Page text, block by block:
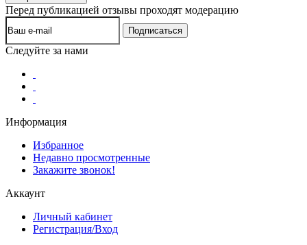
Перед публикацией отзывы проходят модерацию
Следуйте за нами
Информация
Избранное
Недавно просмотренные
Закажите звонок!
Аккаунт
Личный кабинет
Регистрация/Вход